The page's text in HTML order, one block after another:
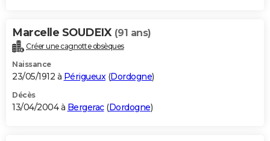
Marcelle SOUDEIX (91 ans)
Créer une cagnotte obsèques
Naissance
23/05/1912 à Périgueux(Dordogne)
Décès
13/04/2004 à Bergerac(Dordogne)